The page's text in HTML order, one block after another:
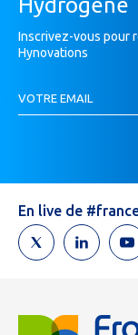
Inscrivez-vous pour
Hynovations
Newsletter
VOTRE EMAIL
Si
un
humain,
ne
remplissez
pas
En live de